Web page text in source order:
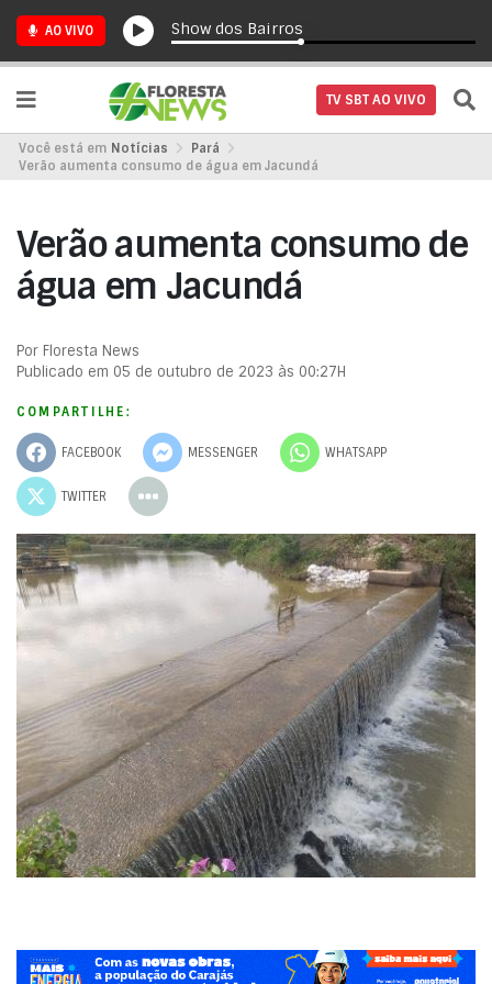
AO VIVO Show dos Bairros
TV SBT AO VIVO
Você está em Notícias
Pará
Verão aumenta consumo de água em Jacundá
Verão aumenta consumo de
água em Jacundá
Por Floresta News
Publicado em 05 de outubro de 2023 às 00:27H
COMPARTILHE:
FACEBOOK MESSENGER WHATSAPP
TWITTER